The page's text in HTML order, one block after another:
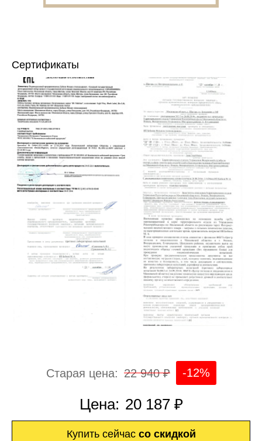
Сертификаты
Старая цена: 22 940 ₽ -12%
Цена: 20 187 ₽
Купить сейчас со скидкой